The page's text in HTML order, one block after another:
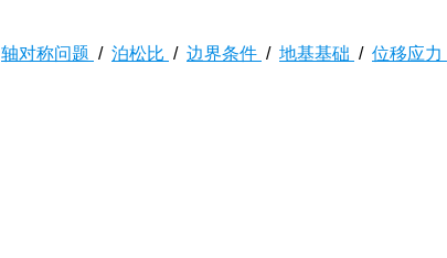
轴对称问题 / 泊松比 / 边界条件 / 地基基础 / 位移应力